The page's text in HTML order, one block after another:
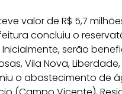
valor de R$ 5,7
concluiu o
serão
Vila Nova,
o abastecimento de